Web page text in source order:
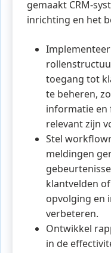
gemaakt CRM-
inrichting en het
toegang tot
te beheren,
informatie
relevant zijn
Stel
meldingen
klantvelden
opvolging en
verbeteren.
Ontwikkel
in de